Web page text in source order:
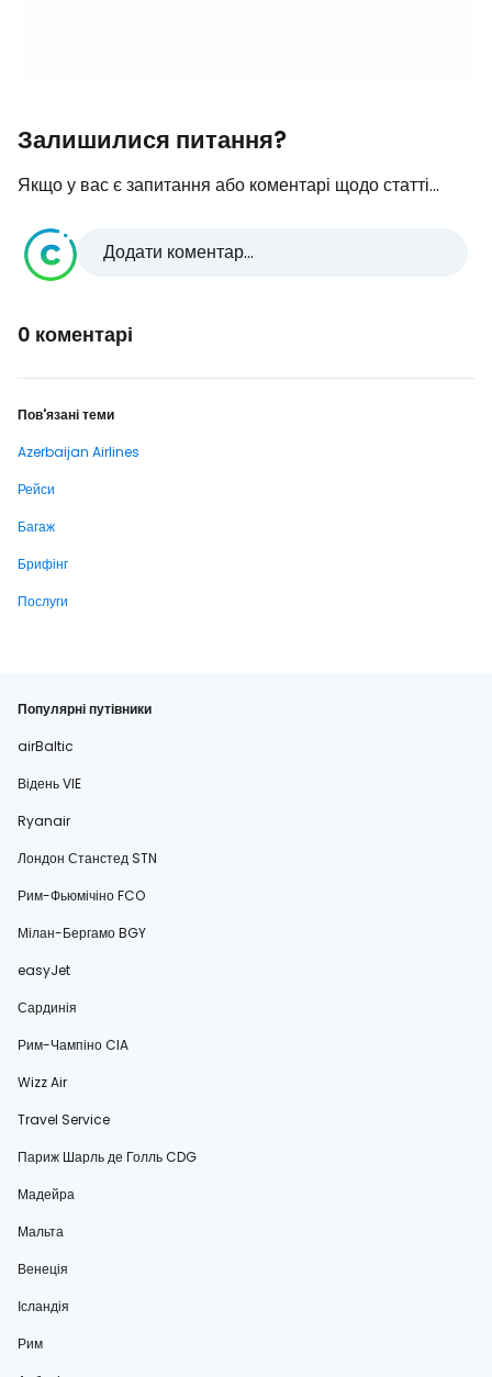
Залишилися питання?
Якщо у вас є запитання або коментарі щодо статті...
Додати коментар...
0 коментарі
Пов'язані теми
Azerbaijan Airlines
Рейси
Багаж
Брифінг
Послуги
Популярні путівники
airBaltic
Відень VIE
Ryanair
Лондон Станстед STN
Рим-Фьюмічіно FCO
Мілан-Бергамо BGY
easyJet
Сардинія
Рим-Чампіно CIA
Wizz Air
Travel Service
Париж Шарль де Голль CDG
Мадейра
Мальта
Венеція
Ісландія
Рим